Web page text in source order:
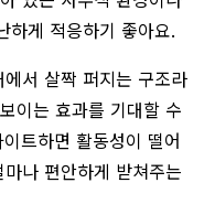
하게 적응하기 좋아요.
서 살짝 퍼지는 구조라
이는 효과를 기대할 수
트하면 활동성이 떨어
나 편안하게 받쳐주는